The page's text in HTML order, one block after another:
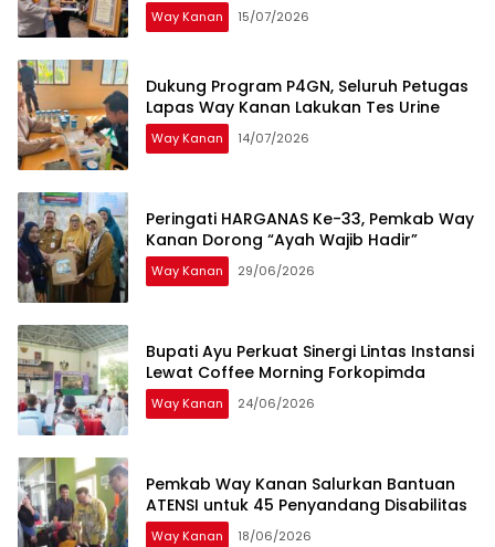
Way Kanan 15/07/2026
Dukung Program P4GN, Seluruh Petugas
Lapas Way Kanan Lakukan Tes Urine
Way Kanan 14/07/2026
Peringati HARGANAS Ke-33, Pemkab Way
Kanan Dorong “Ayah Wajib Hadir”
Way Kanan 29/06/2026
Bupati Ayu Perkuat Sinergi Lintas Instansi
Lewat Coffee Morning Forkopimda
Way Kanan 24/06/2026
Pemkab Way Kanan Salurkan Bantuan
ATENSI untuk 45 Penyandang Disabilitas
Way Kanan 18/06/2026